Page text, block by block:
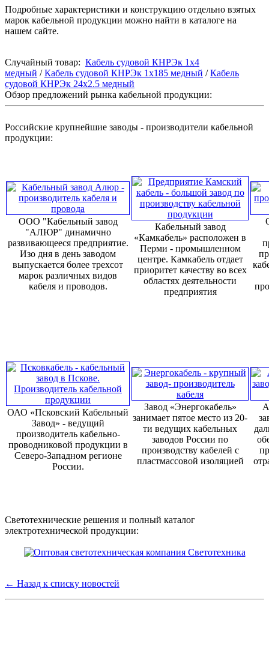
Подробные характеристики и конструкцию отдельно взятых
марок кабельной продукции можно найти в каталоге на
нашем сайте.
Случайный товар: Кабель судовой КНРЭк 1x4
медный /Кабель судовой КНРЭк 1x185 медный /Кабель
судовой КНРЭк 24x2.5 медный
Обзор предложений рынка кабельной продукции:
Российские крупнейшие заводы - производители кабельной
продукции:
ООО "Кабельный завод
"АЛЮР" динамично
развивающееся предприятие.
Изо дня в день заводом
выпускается более трехсот
марок различных видов
кабеля и проводов.
Кабельный завод
«Камкабель» расположен в
Перми - промышленном
центре. Камкабель отдает
приоритет качеству во всех
областях деятельности
предприятия
ОАО «Псковский Кабельный
Завод» - ведущий
производитель кабельно-
проводниковой продукции в
Северо-Западном регионе
России.
Завод «Энергокабель»
занимает пятое место из 20-
ти ведущих кабельных
заводов России по
производству кабелей с
пластмассовой изоляцией
Светотехнические решения и полный каталог
электротехнической продукции:
← Назад к списку новостей